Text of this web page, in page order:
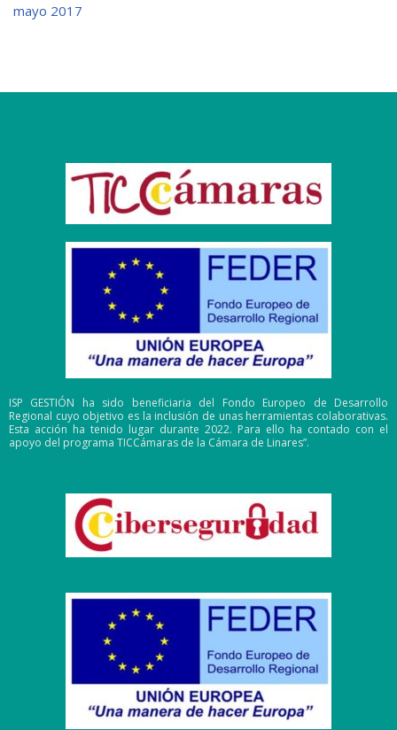
mayo 2017
ISP GESTIÓN ha sido beneficiaria del Fondo Europeo de Desarrollo
Regional cuyo objetivo es la inclusión de unas herramientas colaborativas.
Esta acción ha tenido lugar durante 2022. Para ello ha contado con el
apoyo del programa TICCámaras de la Cámara de Linares”.